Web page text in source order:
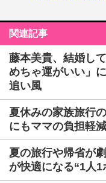
関連記事
藤本美貴、結婚し
めちゃ運がいい」
追い風
夏休みの家族旅行
にもママの負担軽
夏の旅行や帰省が
が快適になる“1人